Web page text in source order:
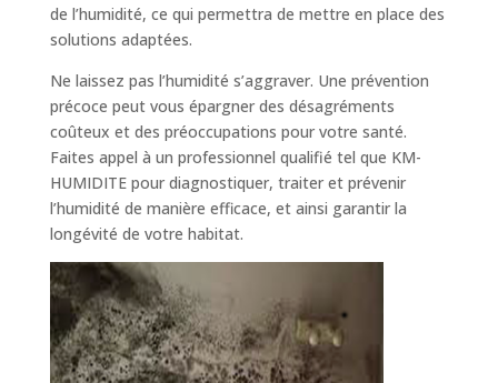
de l’humidité, ce qui permettra de mettre en place des
solutions adaptées.
Ne laissez pas l’humidité s’aggraver. Une prévention
précoce peut vous épargner des désagréments
coûteux et des préoccupations pour votre santé.
Faites appel à un professionnel qualifié tel que KM-
HUMIDITE pour diagnostiquer, traiter et prévenir
l’humidité de manière efficace, et ainsi garantir la
longévité de votre habitat.